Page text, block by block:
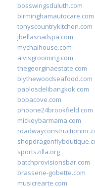
bosswingsduluth.com
birminghamautocare.com
tonyscountrykitchen.com
jbellasnailspa.com
mychaihouse.com
alvisgrooming.com
thegeorginaestate.com
blythewoodseafood.com
paolosdelibangkok.com
bobacove.com
phoone24brookfield.com
mickeybarmama.com
sportszilla.org
batchprovisionsbar.com
brasserie-gobette.com
musicrearte.com